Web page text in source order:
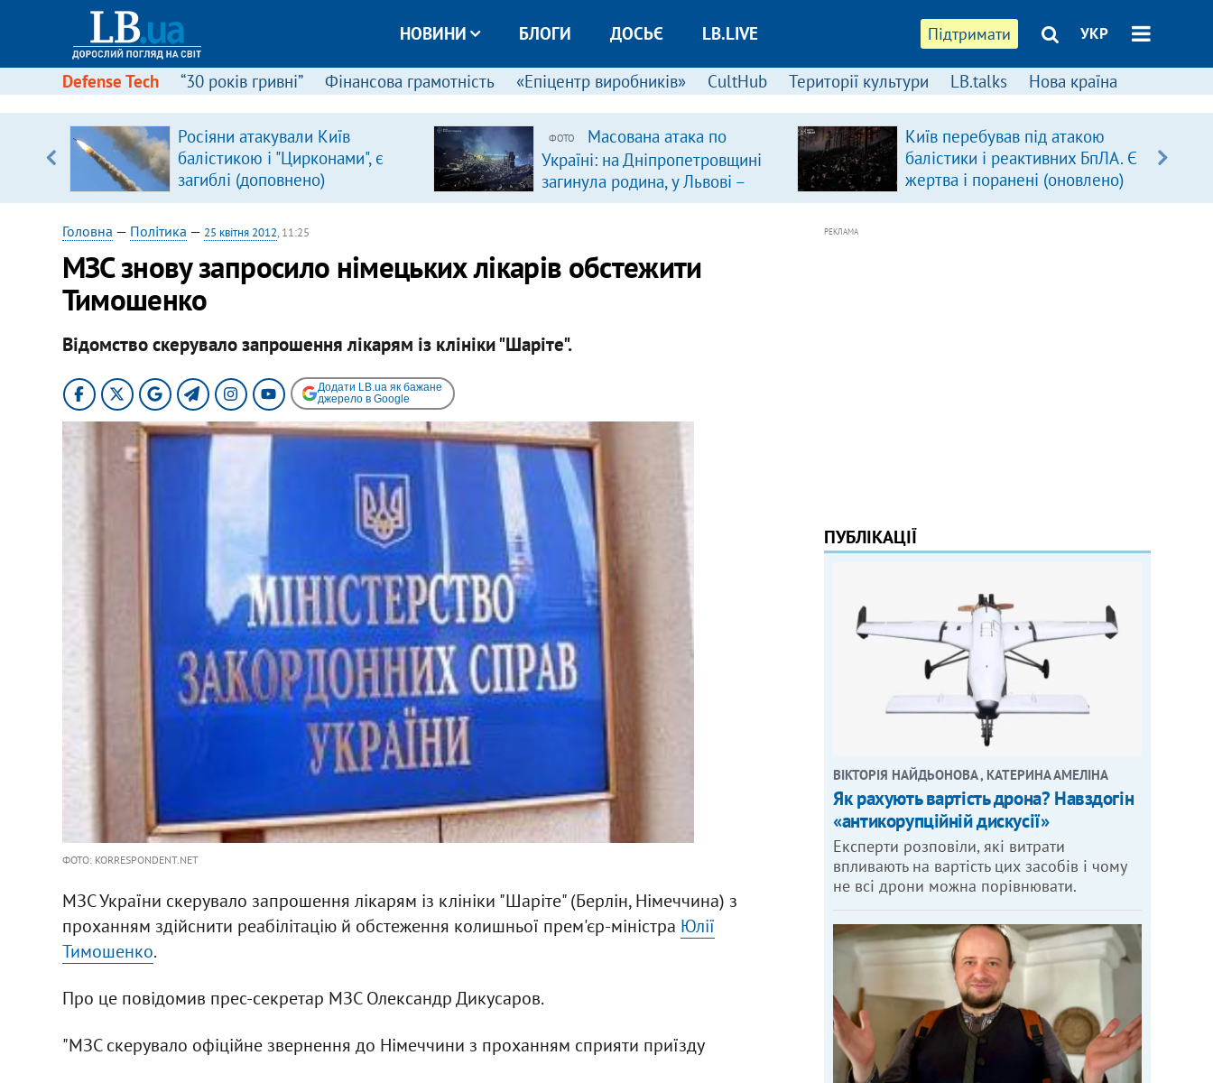
Підтримати УКР
НОВИНИ БЛОГИ ДОСЬЄ LB.LIVE
Defense Tech “30 років гривні” Фінансова грамотність «Епіцентр виробників» CultHub Території культури LB.talks Нова країна
Росіяни атакували Київ
балістикою і "Цирконами", є
загиблі (доповнено)
ФОТО
Масована атака по
Україні: на Дніпропетровщині
загинула родина, у Львові –
удар по багатоповерхівках
Київ перебував під атакою
балістики і реактивних БпЛА. Є
жертва і поранені (оновлено)
Головна — Політика — 25 квітня 2012, 11:25
МЗС знову запросило німецьких лікарів обстежити
Тимошенко
Відомство скерувало запрошення лікарям із клініки "Шаріте".
Додати LB.ua як бажане
джерело в Google
ФОТО: KORRESPONDENT.NET
МЗС України скерувало запрошення лікарям із клініки "Шаріте" (Берлін, Німеччина) з
проханням здійснити реабілітацію й обстеження колишньої прем'єр-міністра Юлії
Тимошенко.
Про це повідомив прес-секретар МЗС Олександр Дикусаров.
"МЗС скерувало офіційне звернення до Німеччини з проханням сприяти приїзду
РЕКЛАМА
ПУБЛІКАЦІЇ
ВІКТОРІЯ НАЙДЬОНОВА , КАТЕРИНА АМЕЛІНА
Як рахують вартість дрона? Навздогін
«антикорупційній дискусії»
Експерти розповіли, які витрати
впливають на вартість цих засобів і чому
не всі дрони можна порівнювати.